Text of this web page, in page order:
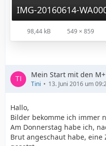
IMG-20160614-
98,44 kB 549 × 859
Mein Start mit den M+
Tini 13. Juni 2016 um
Hallo,
Bilder bekomme ich immer
Am Donnerstag habe ich,
Brut angeschaut habe,